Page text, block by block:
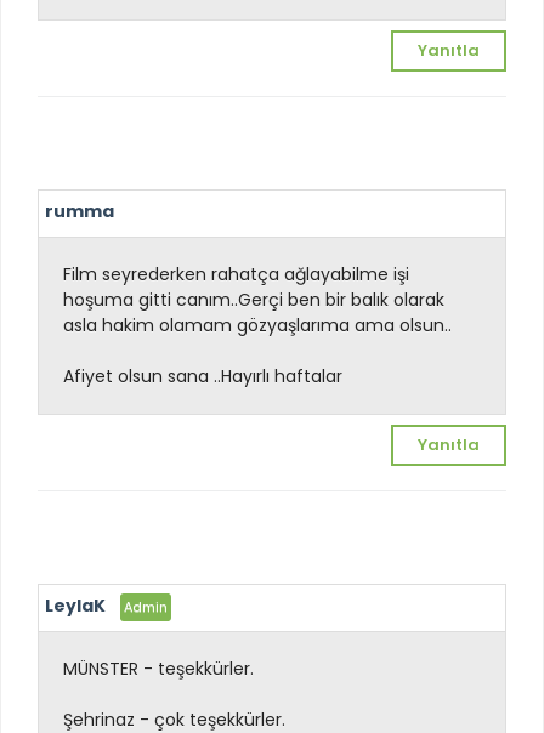
Yanıtla
rumma
Film seyrederken rahatça ağlayabilme işi
hoşuma gitti canım..Gerçi ben bir balık olarak
asla hakim olamam gözyaşlarıma ama olsun..
Afiyet olsun sana ..Hayırlı haftalar
Yanıtla
LeylaK
MÜNSTER - teşekkürler.
Şehrinaz - çok teşekkürler.